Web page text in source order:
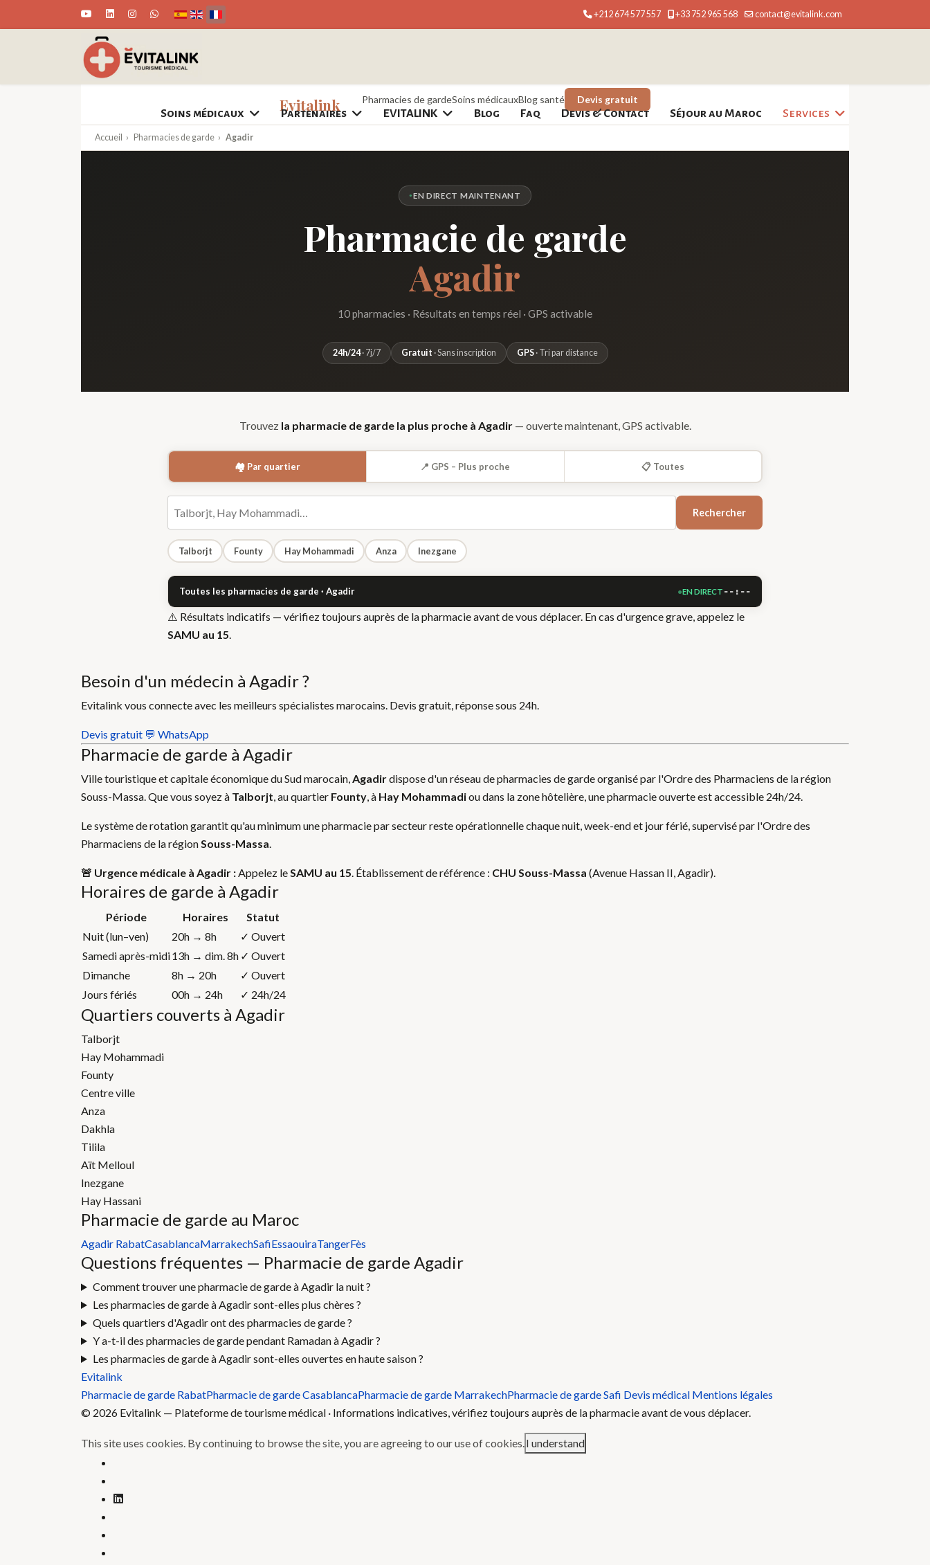
Sélectionnez votre langue +212 674 577 557 +33 752 965 568 contact@evitalink.com
Soins médicaux Partenaires EVITALINK Blog Faq Devis & Contact Séjour au Maroc Services
Evitalink Pharmacies de gardeSoins médicauxBlog santé Devis gratuit
Accueil › Pharmacies de garde › Agadir
EN DIRECT MAINTENANT
Pharmacie de garde
Agadir
10 pharmacies · Résultats en temps réel · GPS activable
24h/24· 7j/7 Gratuit · Sans inscription GPS· Tri par distance
Trouvez la pharmacie de garde la plus proche à Agadir— ouverte maintenant, GPS activable.
🏘️ Par quartier 📍 GPS – Plus proche 📋 Toutes
Rechercher
Talborjt Founty Hay Mohammadi Anza Inezgane
Toutes les pharmacies de garde · Agadir EN DIRECT --:--
⚠️ Résultats indicatifs — vérifiez toujours auprès de la pharmacie avant de vous déplacer. En cas d'urgence grave, appelez le
SAMU au 15.
Besoin d'un médecin à Agadir ?
Evitalink vous connecte avec les meilleurs spécialistes marocains. Devis gratuit, réponse sous 24h.
Devis gratuit 💬 WhatsApp
Pharmacie de garde à Agadir
Ville touristique et capitale économique du Sud marocain,Agadirdispose d'un réseau de pharmacies de garde organisé par l'Ordre des Pharmaciens de la région
Souss-Massa. Que vous soyez à Talborjt, au quartier Founty, à Hay Mohammadiou dans la zone hôtelière, une pharmacie ouverte est accessible 24h/24.
Le système de rotation garantit qu'au minimum une pharmacie par secteur reste opérationnelle chaque nuit, week-end et jour férié, supervisé par l'Ordre des
Pharmaciens de la régionSouss-Massa.
🚨 Urgence médicale à Agadir :Appelez leSAMU au 15. Établissement de référence : CHU Souss-Massa (Avenue Hassan II, Agadir).
Horaires de garde à Agadir
Période Horaires
Statut
Nuit (lun–ven)
20h → 8h
✓ Ouvert
Samedi après-midi13h → dim. 8h ✓ Ouvert
Dimanche
8h → 20h
✓ Ouvert
Jours fériés
00h → 24h ✓ 24h/24
Quartiers couverts à Agadir
Talborjt
Hay Mohammadi
Founty
Centre ville
Anza
Dakhla
Tilila
Aït Melloul
Inezgane
Hay Hassani
Pharmacie de garde au Maroc
Agadir RabatCasablancaMarrakechSafiEssaouiraTangerFès
Questions fréquentes — Pharmacie de garde Agadir
Comment trouver une pharmacie de garde à Agadir la nuit ?
Les pharmacies de garde à Agadir sont-elles plus chères ?
Quels quartiers d'Agadir ont des pharmacies de garde ?
Y a-t-il des pharmacies de garde pendant Ramadan à Agadir ?
Les pharmacies de garde à Agadir sont-elles ouvertes en haute saison ?
Evitalink
Pharmacie de garde RabatPharmacie de garde CasablancaPharmacie de garde MarrakechPharmacie de garde Safi Devis médical Mentions légales
© 2026 Evitalink — Plateforme de tourisme médical · Informations indicatives, vérifiez toujours auprès de la pharmacie avant de vous déplacer.
This site uses cookies. By continuing to browse the site, you are agreeing to our use of cookies.I understand